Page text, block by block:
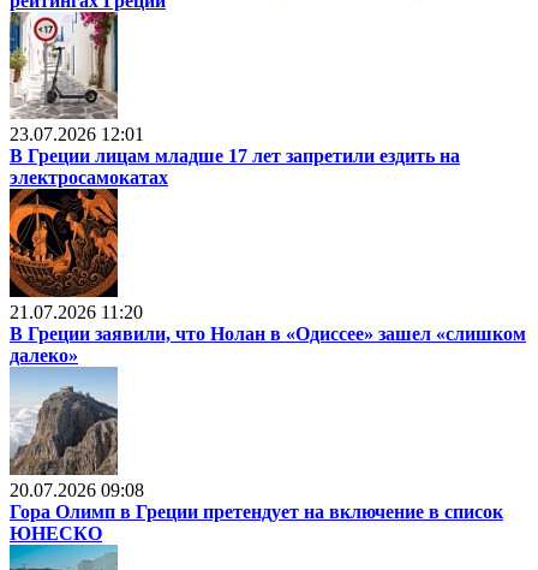
23.07.2026 12:01
В Греции лицам младше 17 лет запретили ездить на
электросамокатах
21.07.2026 11:20
В Греции заявили, что Нолан в «Одиссее» зашел «слишком
далеко»
20.07.2026 09:08
Гора Олимп в Греции претендует на включение в список
ЮНЕСКО